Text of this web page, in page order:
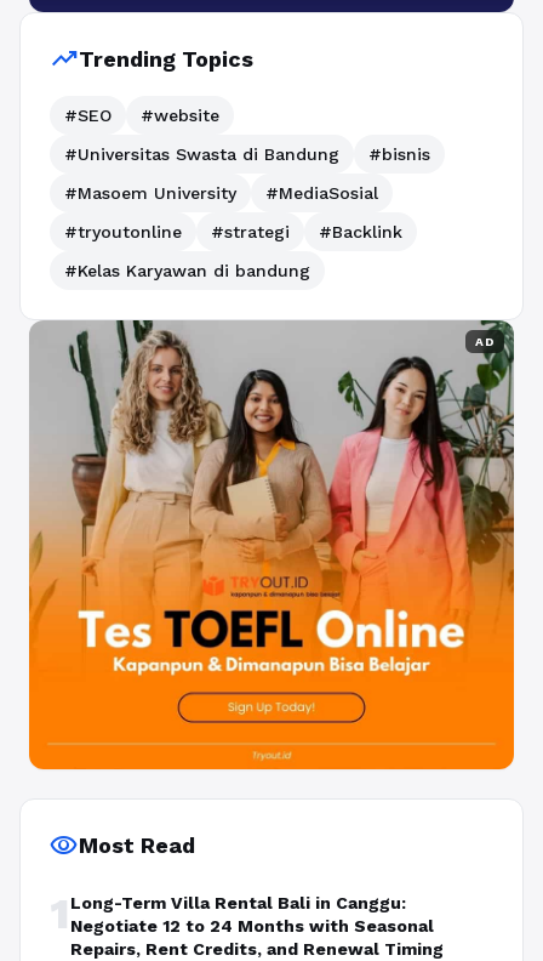
trending_upTrending Topics
#SEO
#website
#Universitas Swasta di Bandung
#bisnis
#Masoem University
#MediaSosial
#tryoutonline
#strategi
#Backlink
#Kelas Karyawan di bandung
AD
visibilityMost Read
1 Long-Term Villa Rental Bali in Canggu:
Negotiate 12 to 24 Months with Seasonal
Repairs, Rent Credits, and Renewal Timing